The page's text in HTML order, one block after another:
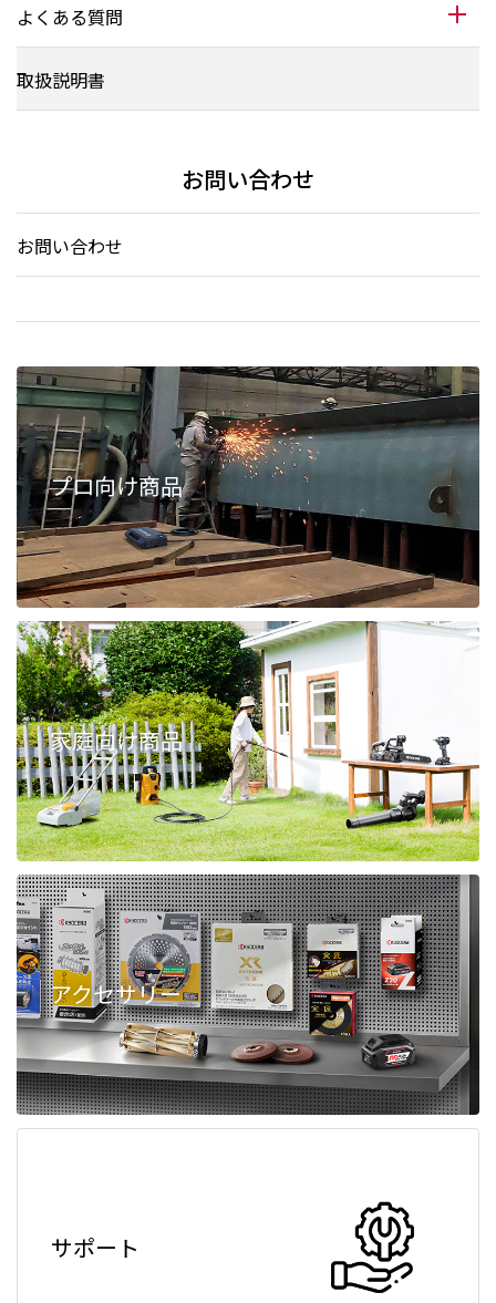
よくある質問
取扱説明書
お問い合わせ
お問い合わせ
プロ向け商品
家庭向け商品
アクセサリー
サポート